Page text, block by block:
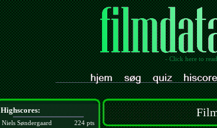
- Click here to
Highscores:
Niels Søndergaard
224 pts